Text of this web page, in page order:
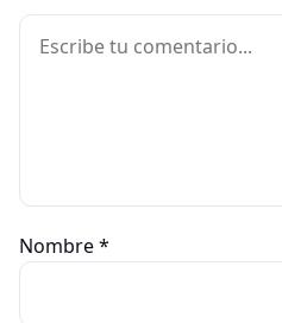
Comentario
Nombre*